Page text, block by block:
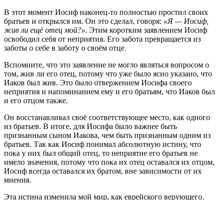
В этот момент Иосиф наконец-то полностью простил своих
братьев и открылся им. Он это сделал, говоря: «Я — Иосиф,
жив ли ещё отец мой?». Этим коротким заявлением Иосиф
освободил себя от неприятия. Его забота превращается из
заботы о себе в заботу о своём отце.
Вспомните, что это заявление не могло являться вопросом о
том, жив ли его отец, потому что уже было ясно указано, что
Иаков был жив. Это было отвержением Иосифа своего
неприятия и напоминанием ему и его братьям, что Иаков был
и его отцом также.
Он восстанавливал своё соответствующее место, как одного
из братьев. В итоге, для Иосифа было важнее быть
признанным сыном Иакова, чем быть признанным одним из
братьев. Так как Иосиф понимал абсолютную истину, что
пока у них был общий отец, то неприятие его братьев не
имело значения, потому что пока их отец оставался их отцом,
Иосиф всегда оставался их братом, вне зависимости от их
мнения.
Эта истина изменила мой мир, как еврейского верующего.